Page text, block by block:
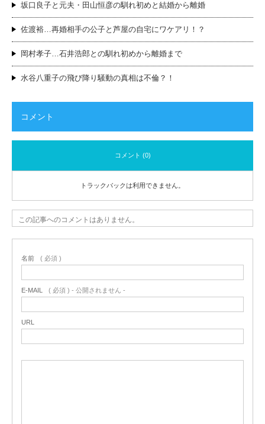
坂口良子と元夫・田山恒彦の馴れ初めと結婚から離婚
佐渡裕…再婚相手の公子と芦屋の自宅にワケアリ！？
岡村孝子…石井浩郎との馴れ初めから離婚まで
水谷八重子の飛び降り騒動の真相は不倫？！
コメント
コメント (0)
トラックバックは利用できません。
この記事へのコメントはありません。
名前 ( 必須 )
E-MAIL ( 必須 ) - 公開されません -
URL